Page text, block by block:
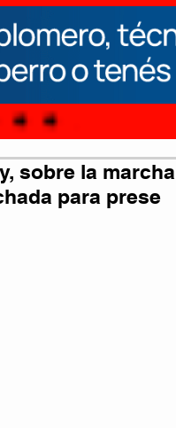
sobre la
para prese